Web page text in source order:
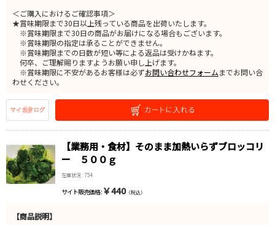
＜ご購入におけるご確認事項＞
★賞味期限まで30日以上残っている商品を出荷いたします。
※賞味期限まで30日の商品がお届けになる場合もございます。
※賞味期限の指定は承ることができません。
※賞味期限までの日数が短い等による返品は受けかねます。
何卒、ご理解賜りますようお願い申し上げます。
※賞味期限に不安があるお客様は必ずお問い合わせフォームまでお問い合
わせください。
【業務用・食材】そのまま加熱いらずブロッコリ
ー ５００ｇ
在庫状況 : 754
サイト販売価格 : ￥440（税込）
【商品説明】